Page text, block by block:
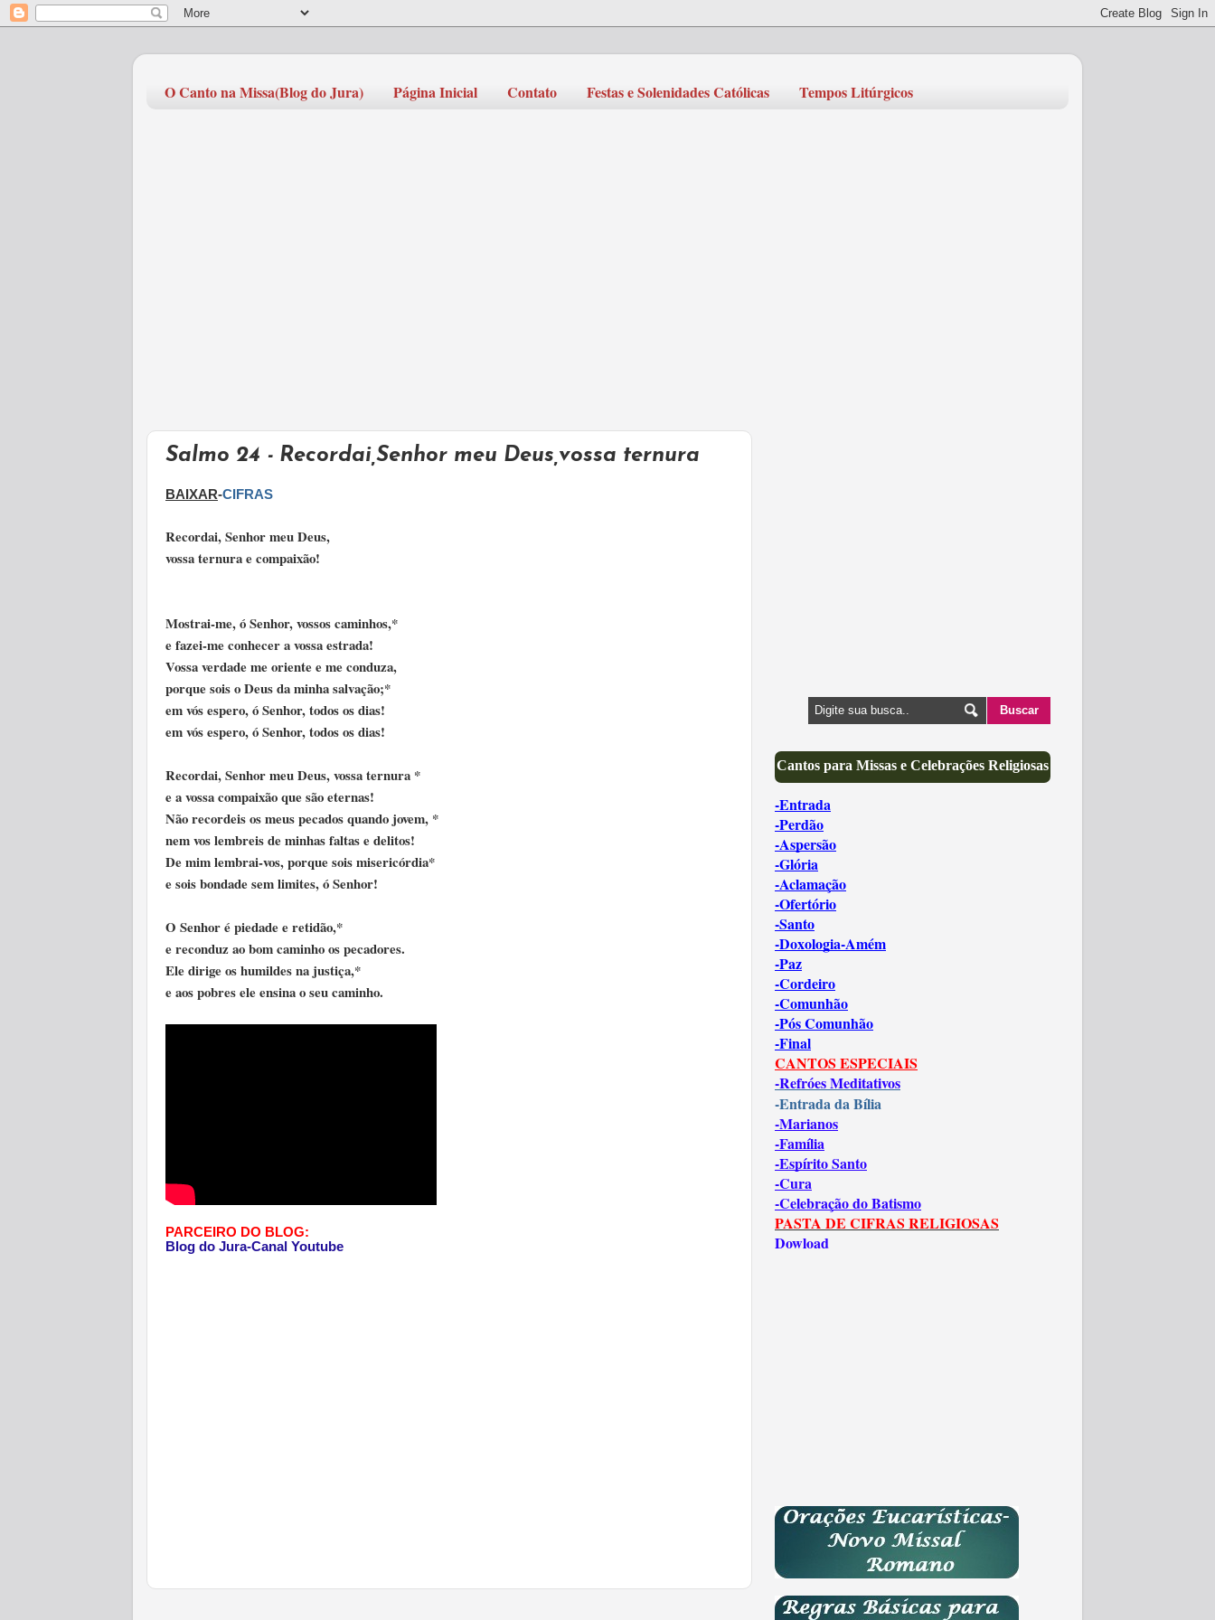
O Canto na Missa(Blog do Jura) Página Inicial Contato Festas e Solenidades Católicas Tempos Litúrgicos
Salmo 24 - Recordai,Senhor meu Deus,vossa ternura
BAIXAR-CIFRAS
Recordai, Senhor meu Deus,
vossa ternura e compaixão!
Mostrai-me, ó Senhor, vossos caminhos,*
e fazei-me conhecer a vossa estrada!
Vossa verdade me oriente e me conduza,
porque sois o Deus da minha salvação;*
em vós espero, ó Senhor, todos os dias!
em vós espero, ó Senhor, todos os dias!
Recordai, Senhor meu Deus, vossa ternura *
e a vossa compaixão que são eternas!
Não recordeis os meus pecados quando jovem, *
nem vos lembreis de minhas faltas e delitos!
De mim lembrai-vos, porque sois misericórdia*
e sois bondade sem limites, ó Senhor!
O Senhor é piedade e retidão,*
e reconduz ao bom caminho os pecadores.
Ele dirige os humildes na justiça,*
e aos pobres ele ensina o seu caminho.
PARCEIRO DO BLOG:
Blog do Jura-Canal Youtube
Cantos para Missas e Celebrações Religiosas
-Entrada
-Perdão
-Aspersão
-Glória
-Aclamação
-Ofertório
-Santo
-Doxologia-Amém
-Paz
-Cordeiro
-Comunhão
-Pós Comunhão
-Final
CANTOS ESPECIAIS
-Refróes Meditativos
-Entrada da Bília
-Marianos
-Família
-Espírito Santo
-Cura
-Celebração do Batismo
PASTA DE CIFRAS RELIGIOSAS
Dowload